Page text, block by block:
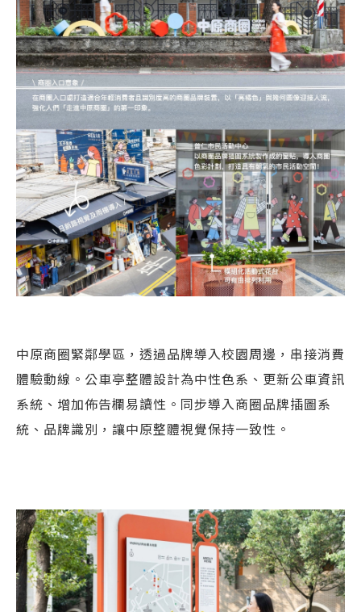
中原商圈緊鄰學區，透過品牌導入校園周邊，串接消費
體驗動線。公車亭整體設計為中性色系、更新公車資訊
系統、增加佈告欄易讀性。同步導入商圈品牌插圖系
統、品牌識別，讓中原整體視覺保持一致性。